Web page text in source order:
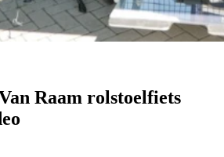
Raam rolstoelfiets